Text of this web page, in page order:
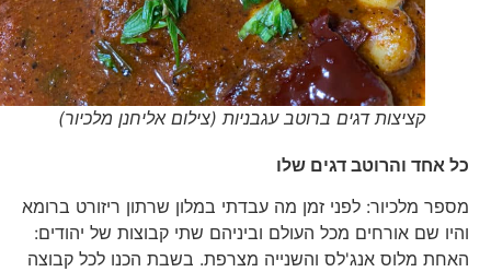
קציצות דגים ברוטב עגבניות (צילום אליחנן מלכיור)
כל אחד והרוטב דגים שלו
מספר מלכיור: לפני זמן מה עבדתי במלון שרתון ריזורט ברומא
והיו שם אורחים מכל העולם וביניהם שתי קבוצות של יהודים:
האחת מלוס אנג'לס והשנייה מצרפת. בשבת הכנו לכל קבוצה